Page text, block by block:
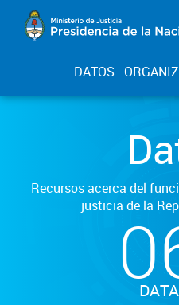
DATOS
Recursos acerca del
justicia de la